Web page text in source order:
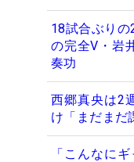
18試合ぶり
の完全V・岩
奏功
西郷真央は2
け「まだまだ
「こんなに